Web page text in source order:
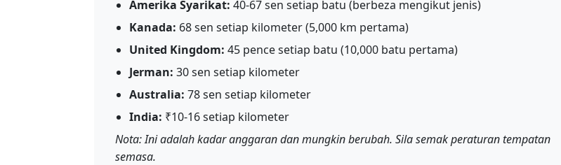
Amerika Syarikat: 40-67 sen setiap batu (berbeza mengikut jenis)
Kanada: 68 sen setiap kilometer (5,000 km pertama)
United Kingdom: 45 pence setiap batu (10,000 batu pertama)
Jerman: 30 sen setiap kilometer
Australia: 78 sen setiap kilometer
India: ₹10-16 setiap kilometer
Nota: Ini adalah kadar anggaran dan mungkin berubah. Sila semak peraturan tempatan
semasa.